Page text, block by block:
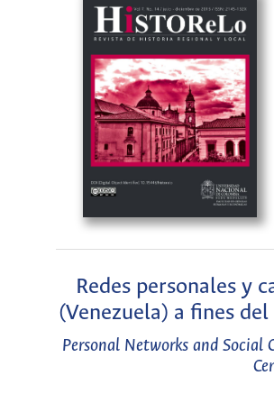
Redes personales y
(Venezuela) a fines
Personal Networks and